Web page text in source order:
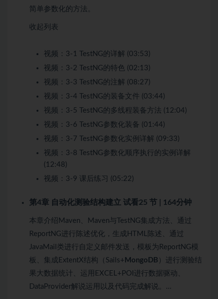
简单参数化的方法。
收起列表
视频： 3-1 TestNG的详解 (03:53)
视频： 3-2 TestNG的特色 (02:13)
视频： 3-3 TestNG的注解 (08:27)
视频： 3-4 TestNG的装备文件 (03:44)
视频： 3-5 TestNG的多线程装备方法 (12:04)
视频： 3-6 TestNG参数化装备 (01:44)
视频： 3-7 TestNG参数化实例详解 (09:33)
视频： 3-8 TestNG参数化顺序执行的实例详解
(12:48)
视频： 3-9 课后练习 (05:22)
第4章 自动化测验结构建立 试看25 节 | 164分钟
本章介绍Maven、Maven与TestNG集成方法、通过
ReportNG进行陈述优化，生成HTML陈述、通过
JavaMail类进行自定义邮件发送，模板为ReportNG模
板、集成ExtentX结构（Sails+ MongoDB ）进行测验结
果大数据统计、运用EXCEL+POI进行数据驱动、
DataProvider解说运用以及代码完成解说。…